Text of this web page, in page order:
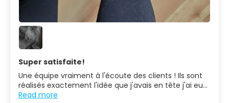
Super satisfaite!
Une équipe vraiment à l'écoute des clients ! Ils sont
réalisés exactement l'idée que j'avais en tête j'ai eu...
Read more